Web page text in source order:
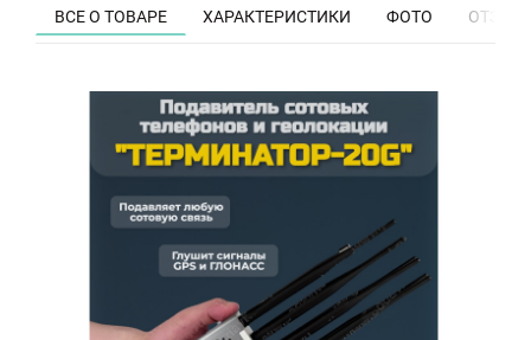
ВСЕ О ТОВАРЕ ХАРАКТЕРИСТИКИ ФОТО